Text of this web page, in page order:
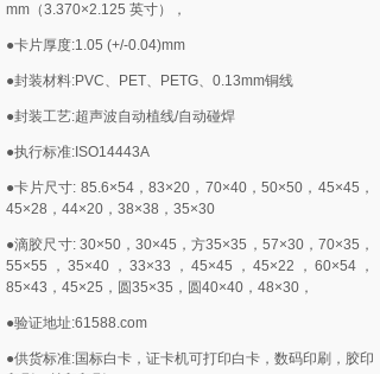
mm（3.370×2.125 英寸），
●卡片厚度:1.05 (+/-0.04)mm
●封装材料:PVC、PET、PETG、0.13mm铜线
●封装工艺:超声波自动植线/自动碰焊
●执行标准:ISO14443A
●卡片尺寸: 85.6×54，83×20，70×40，50×50，45×45，
45×28，44×20，38×38，35×30
●滴胶尺寸: 30×50，30×45，方35×35，57×30，70×35，
55×55，35×40，33×33，45×45，45×22，60×54，
85×43，45×25，圆35×35，圆40×40，48×30，
●验证地址:61588.com
●供货标准:国标白卡，证卡机可打印白卡，数码印刷，胶印